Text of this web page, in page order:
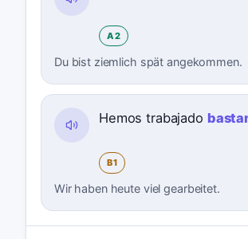
A2
Du bist ziemlich spät angekommen.
Hemos trabajado
B1
Wir haben heute viel gearbeitet.